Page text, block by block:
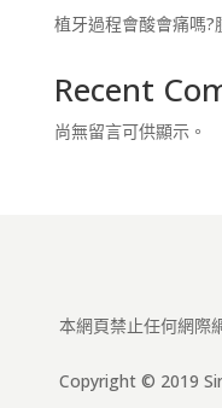
植牙過程會酸會痛嗎?
Recent
尚無留言可供顯示。
本網頁禁止任何網際
Copyright © 2019